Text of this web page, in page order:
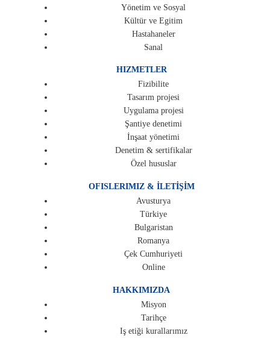
Yönetim ve Sosyal
Kültür ve Egitim
Hastahaneler
Sanal
HIZMETLER
Fizibilite
Tasarım projesi
Uygulama projesi
Şantiye denetimi
İnşaat yönetimi
Denetim & sertifikalar
Özel hususlar
OFISLERIMIZ & İLETİŞİM
Avusturya
Türkiye
Bulgaristan
Romanya
Çek Cumhuriyeti
Online
HAKKIMIZDA
Misyon
Tarihçe
Iş etiği kurallarımız